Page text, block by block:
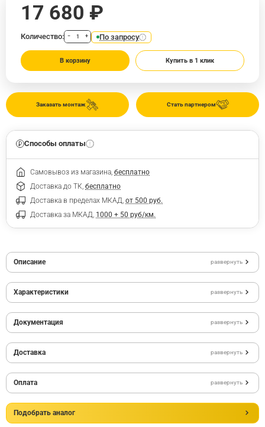
Стать партнером
Заказать монтаж
17 680 ₽
Количество: − + По запросу
В корзину Купить в 1 клик
Способы оплаты
Самовывоз из магазина, бесплатно
Доставка до ТК, бесплатно
Доставка в пределах МКАД, от 500 руб.
Доставка за МКАД, 1000 + 50 руб/км.
Описание развернуть
Характеристики развернуть
Документация развернуть
Доставка развернуть
Оплата развернуть
Подобрать аналог